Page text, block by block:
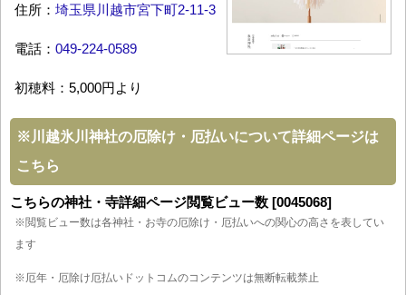
住所： 埼玉県川越市宮下町2-11-3
電話： 049-224-0589
初穂料：5,000円より
※ 川越氷川神社の厄除け・厄払いについて詳細ページは
こちら
こちらの神社・寺詳細ページ閲覧ビュー数 [0045068]
※閲覧ビュー数は各神社・お寺の厄除け・厄払いへの関心の高さを表してい
ます
※厄年・厄除け厄払いドットコムのコンテンツは無断転載禁止